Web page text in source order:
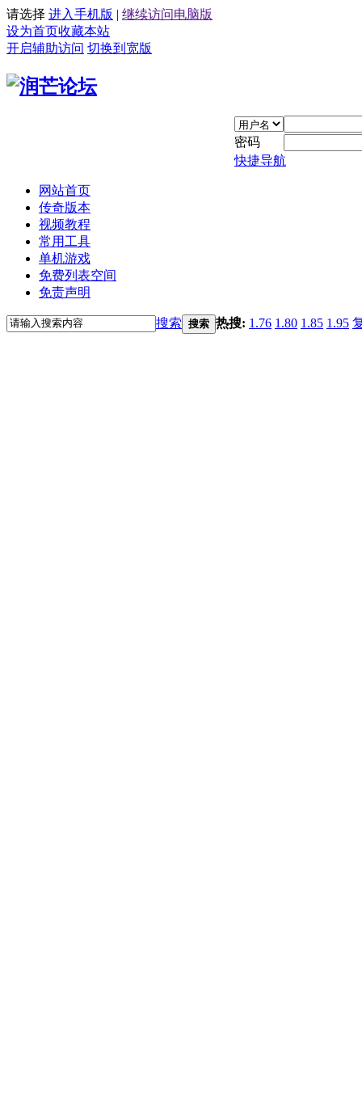
请选择 进入手机版 | 继续访问电脑版
设为首页收藏本站
开启辅助访问 切换到宽版
密码
快捷导航
网站首页
传奇版本
视频教程
常用工具
单机游戏
免费列表空间
免责声明
搜索 搜索 热搜: 1.76 1.80 1.85 1.95